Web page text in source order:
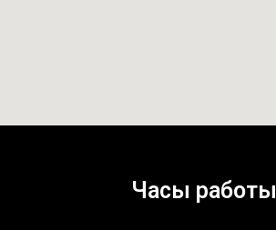
Часы работы